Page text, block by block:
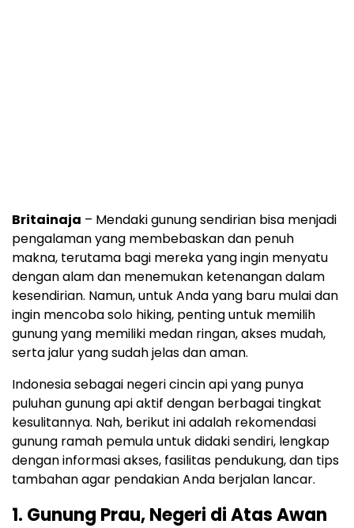
Britainaja – Mendaki gunung sendirian bisa menjadi
pengalaman yang membebaskan dan penuh
makna, terutama bagi mereka yang ingin menyatu
dengan alam dan menemukan ketenangan dalam
kesendirian. Namun, untuk Anda yang baru mulai dan
ingin mencoba solo hiking, penting untuk memilih
gunung yang memiliki medan ringan, akses mudah,
serta jalur yang sudah jelas dan aman.
Indonesia sebagai negeri cincin api yang punya
puluhan gunung api aktif dengan berbagai tingkat
kesulitannya. Nah, berikut ini adalah rekomendasi
gunung ramah pemula untuk didaki sendiri, lengkap
dengan informasi akses, fasilitas pendukung, dan tips
tambahan agar pendakian Anda berjalan lancar.
1. Gunung Prau, Negeri di Atas Awan